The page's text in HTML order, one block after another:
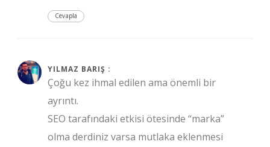
Cevapla
YILMAZ BARIŞ :
Çoğu kez ihmal edilen ama önemli bir
ayrıntı.
SEO tarafındaki etkisi ötesinde “marka”
olma derdiniz varsa mutlaka eklenmesi